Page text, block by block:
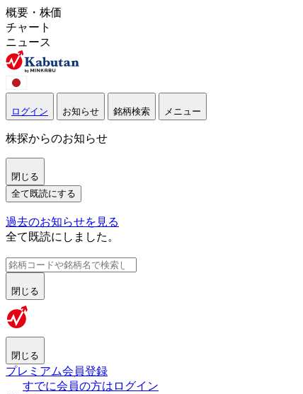
概要・株価
チャート
ニュース
ログイン お知らせ 銘柄検索 メニュー
株探からのお知らせ
閉じる
全て既読にする
過去のお知らせを見る
全て既読にしました。
閉じる
閉じる
プレミアム会員登録
すでに会員の方はログイン